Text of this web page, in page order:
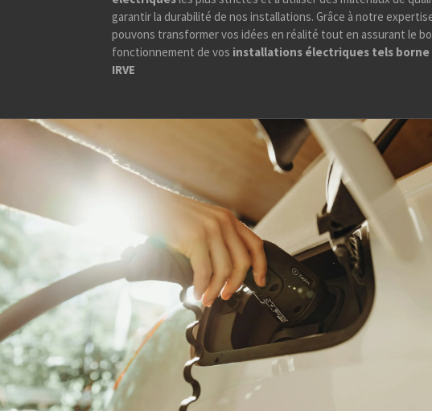
garantir la durabilité de nos installations. Grâce à notre
pouvons transformer vos idées en réalité tout en assurant le
fonctionnement de vos installations électriques tels borne
IRVE